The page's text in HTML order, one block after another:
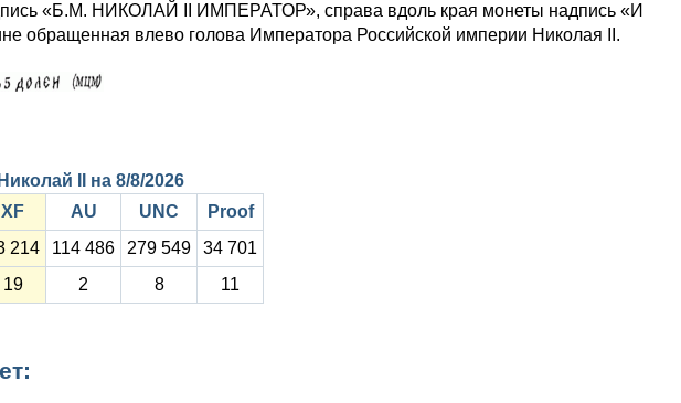
«Б.М. НИКОЛАЙ II ИМПЕРАТОР», справа вдоль края монеты надпись «И
влево голова Императора Российской империи Николая II.
II на 8/8/2026
XF AU UNC
Proof
214 114 486 279 549
34 701
19 2 8 11